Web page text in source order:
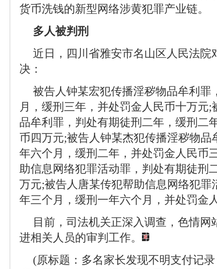
货币洗钱的新型网络涉黄犯罪产业链。
多人被判刑
近日，四川省雅安市名山区人民法院
决：
被告人钟某宏犯传播淫秽物品牟利罪
月，缓刑三年，并处罚金人民币十万元
品牟利罪，判处有期徒刑二年，缓刑二
币四万元;被告人钟某杰犯传播淫秽物品
年六个月，缓刑二年，并处罚金人民币
助信息网络犯罪活动罪，判处有期徒刑
万元;被告人唐某传犯帮助信息网络犯罪
年三个月，缓刑一年六个月，并处罚金
目前，司法机关正深入调查，色情
进相关人员的审判工作。
(原标题：多名家长发现不明支付记